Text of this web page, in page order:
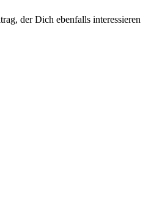
der Dich ebenfalls interessieren